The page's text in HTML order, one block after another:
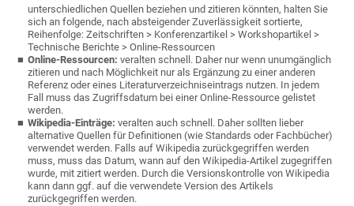
unterschiedlichen Quellen beziehen und zitieren könnten, halten Sie
sich an folgende, nach absteigender Zuverlässigkeit sortierte,
Reihenfolge: Zeitschriften > Konferenzartikel > Workshopartikel >
Technische Berichte > Online-Ressourcen
Online-Ressourcen: veralten schnell. Daher nur wenn unumgänglich
zitieren und nach Möglichkeit nur als Ergänzung zu einer anderen
Referenz oder eines Literaturverzeichniseintrags nutzen. In jedem
Fall muss das Zugriffsdatum bei einer Online-Ressource gelistet
werden.
Wikipedia-Einträge: veralten auch schnell. Daher sollten lieber
alternative Quellen für Definitionen (wie Standards oder Fachbücher)
verwendet werden. Falls auf Wikipedia zurückgegriffen werden
muss, muss das Datum, wann auf den Wikipedia-Artikel zugegriffen
wurde, mit zitiert werden. Durch die Versionskontrolle von Wikipedia
kann dann ggf. auf die verwendete Version des Artikels
zurückgegriffen werden.